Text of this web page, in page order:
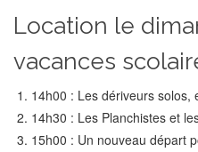
Location le
vacances
14h00 : Les dériveurs solos,
14h30 : Les Planchistes et
15h00 : Un nouveau départ